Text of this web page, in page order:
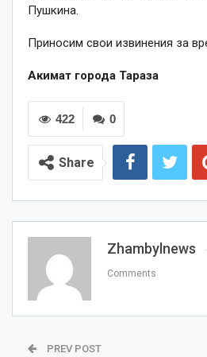
Пушкина.
Приносим свои извинения за
Акимат города Тараза
0
422
Share
Zhambylnews
Comments
PREV POST